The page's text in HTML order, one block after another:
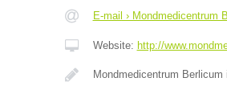
E-mail › Mondmedicentrum
Website: http://
Mondmedicentrum